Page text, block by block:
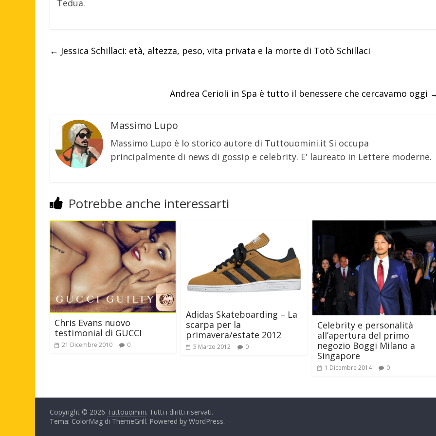
Tedua.
← Jessica Schillaci: età, altezza, peso, vita privata e la morte di Totò Schillaci
Andrea Cerioli in Spa è tutto il benessere che cercavamo oggi
Massimo Lupo
Massimo Lupo è lo storico autore di Tuttouomini.it Si occupa
principalmente di news di gossip e celebrity. E' laureato in Lettere moderne.
Potrebbe anche interessarti
Chris Evans nuovo
testimonial di GUCCI
21 Dicembre 2010 0
Adidas Skateboarding – La
scarpa per la
primavera/estate 2012
5 Marzo 2012 0
Celebrity e personalità
all’apertura del primo
negozio Boggi Milano a
Singapore
1 Dicembre 2014 0
Copyright © 2026 Tuttouomini. Tutti i diritti riservati.
Tema: ColorMag di ThemeGrill. Powered by WordPress.